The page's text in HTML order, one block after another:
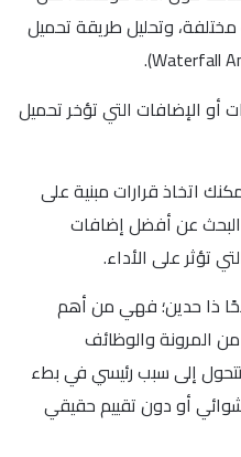
وتحليل طريقة تحميل
الإضافات التي تؤخر تحميل
اتخاذ قرارات مبنية على
البحث عن أفضل إضافات
تؤثر على الأداء.
ذا حدين؛ فهي من أهم
المرونة والوظائف
إلى سبب رئيسي في بطء
أو دون تقييم حقيقي